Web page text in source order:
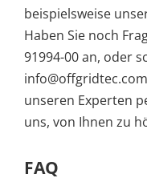
beispielsweise
Haben Sie noch
91994-00 an, oder
unseren Experten
uns, von Ihnen zu
FAQ